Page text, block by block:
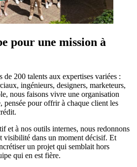
pour une mission à
de 200 talents aux expertises variées :
ingénieurs, designers, marketeurs,
nous faisons vivre une organisation
pensée pour offrir à chaque client les
et à nos outils internes, nous redonnons
visibilité dans un moment décisif. Et
un projet qui semblait hors
qui en est fière.